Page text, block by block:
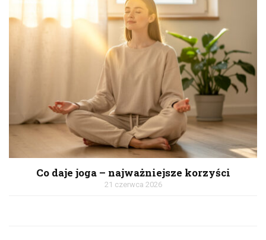
Co daje joga – najważniejsze korzyści
21 czerwca 2026